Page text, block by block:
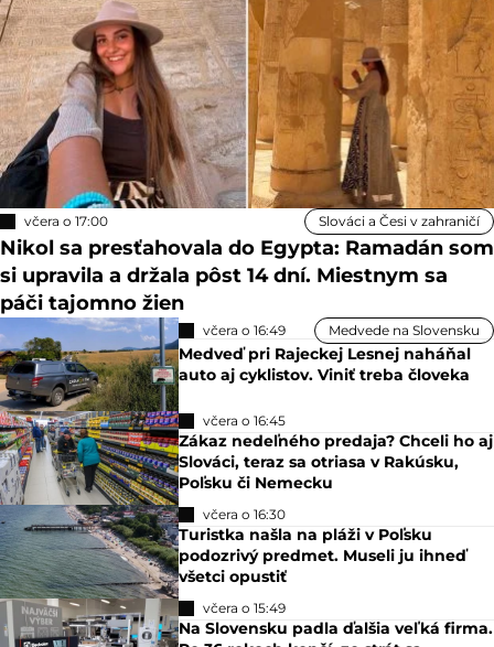
včera o 17:00 Slováci a Česi v zahraničí
Nikol sa presťahovala do Egypta: Ramadán som
si upravila a držala pôst 14 dní. Miestnym sa
páči tajomno žien
včera o 16:49 Medvede na Slovensku
Medveď pri Rajeckej Lesnej naháňal
auto aj cyklistov. Viniť treba človeka
včera o 16:45
Zákaz nedeľného predaja? Chceli ho aj
Slováci, teraz sa otriasa v Rakúsku,
Poľsku či Nemecku
včera o 16:30
Turistka našla na pláži v Poľsku
podozrivý predmet. Museli ju ihneď
všetci opustiť
včera o 15:49
Na Slovensku padla ďalšia veľká firma.